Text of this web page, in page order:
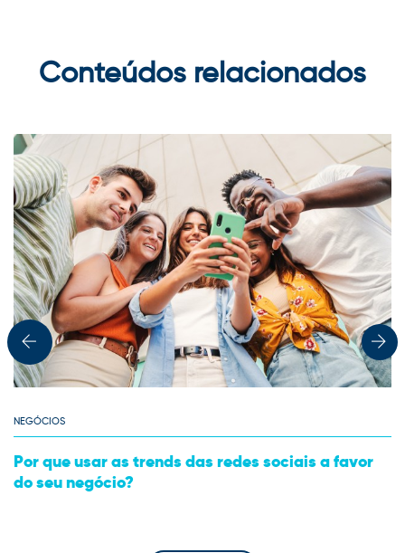
Conteúdos relacionados
NEGÓCIOS
Por que usar as trends das redes sociais a favor
do seu negócio?